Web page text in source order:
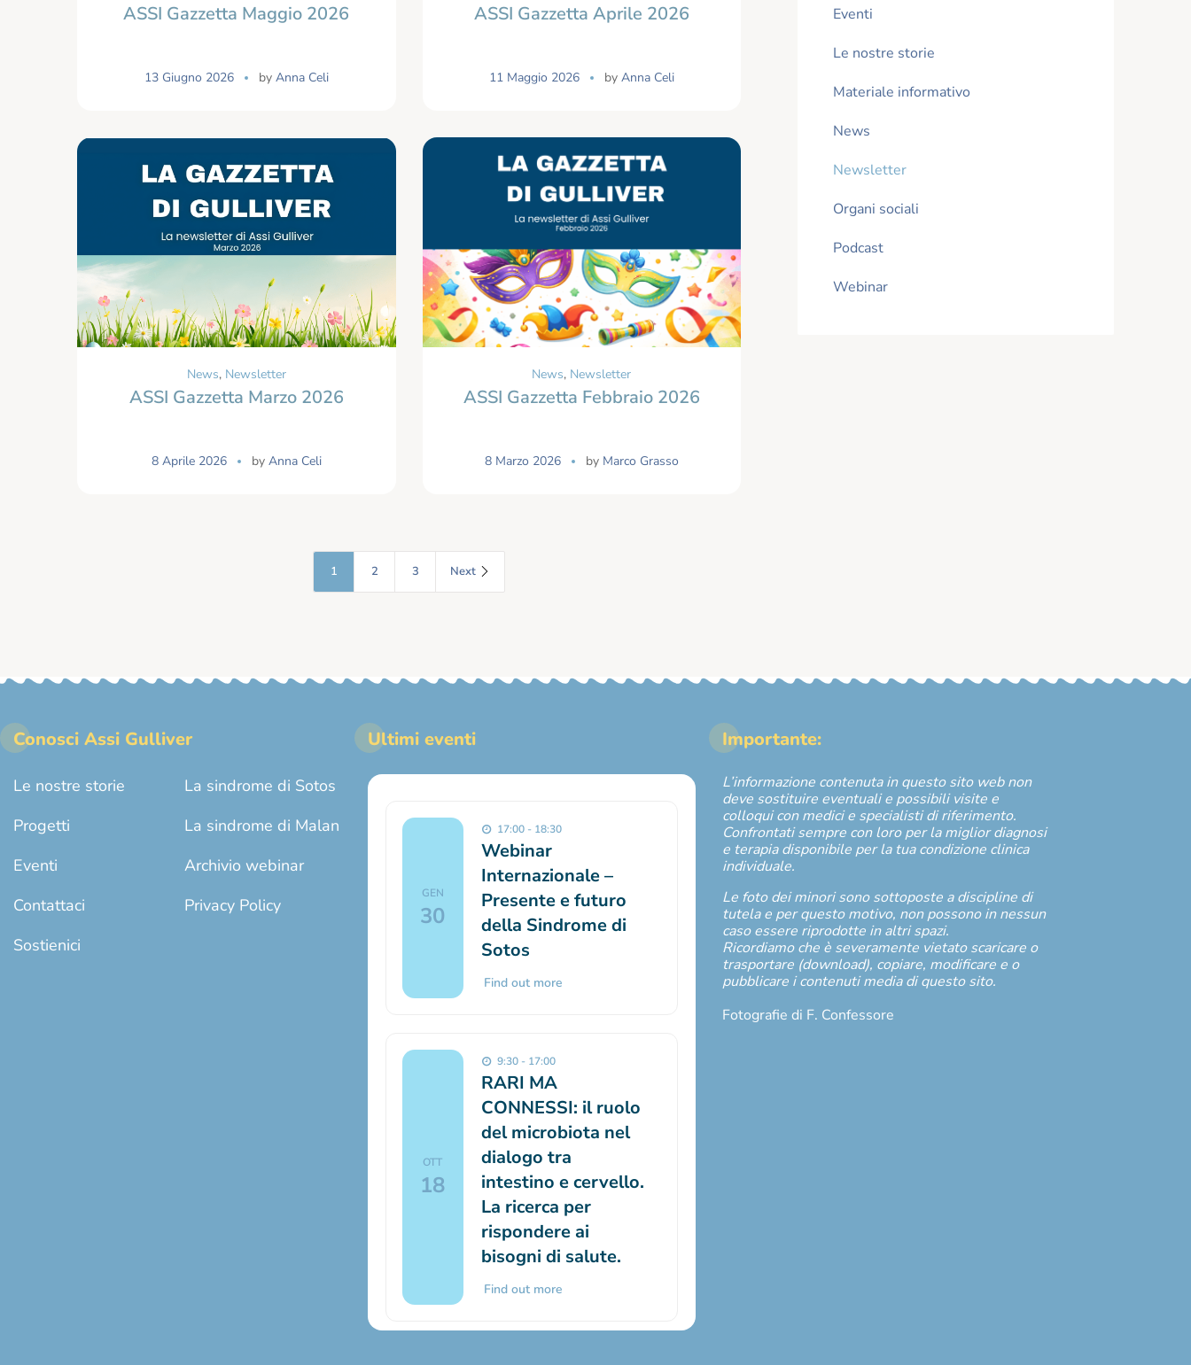
ASSI Gazzetta Maggio 2026
13 Giugno 2026 by Anna Celi
ASSI Gazzetta Aprile 2026
11 Maggio 2026 by Anna Celi
News, Newsletter
ASSI Gazzetta Marzo 2026
8 Aprile 2026 by Anna Celi
News, Newsletter
ASSI Gazzetta Febbraio 2026
8 Marzo 2026 by Marco Grasso
1 2 3 Next
Eventi
Le nostre storie
Materiale informativo
News
Newsletter
Organi sociali
Podcast
Webinar
Conosci Assi Gulliver
Le nostre storie
Progetti
Eventi
Contattaci
Sostienici
La sindrome di Sotos
La sindrome di Malan
Archivio webinar
Privacy Policy
Ultimi eventi
GEN
30
17:00 - 18:30
Webinar
Internazionale –
Presente e futuro
della Sindrome di
Sotos
Find out more
OTT
18
9:30 - 17:00
RARI MA
CONNESSI: il ruolo
del microbiota nel
dialogo tra
intestino e cervello.
La ricerca per
rispondere ai
bisogni di salute.
Find out more
Importante:
L’informazione contenuta in questo sito web non
deve sostituire eventuali e possibili visite e
colloqui con medici e specialisti di riferimento.
Confrontati sempre con loro per la miglior diagnosi
e terapia disponibile per la tua condizione clinica
individuale.
Le foto dei minori sono sottoposte a discipline di
tutela e per questo motivo, non possono in nessun
caso essere riprodotte in altri spazi.
Ricordiamo che è severamente vietato scaricare o
trasportare (download), copiare, modificare e o
pubblicare i contenuti media di questo sito.
Fotografie di F. Confessore